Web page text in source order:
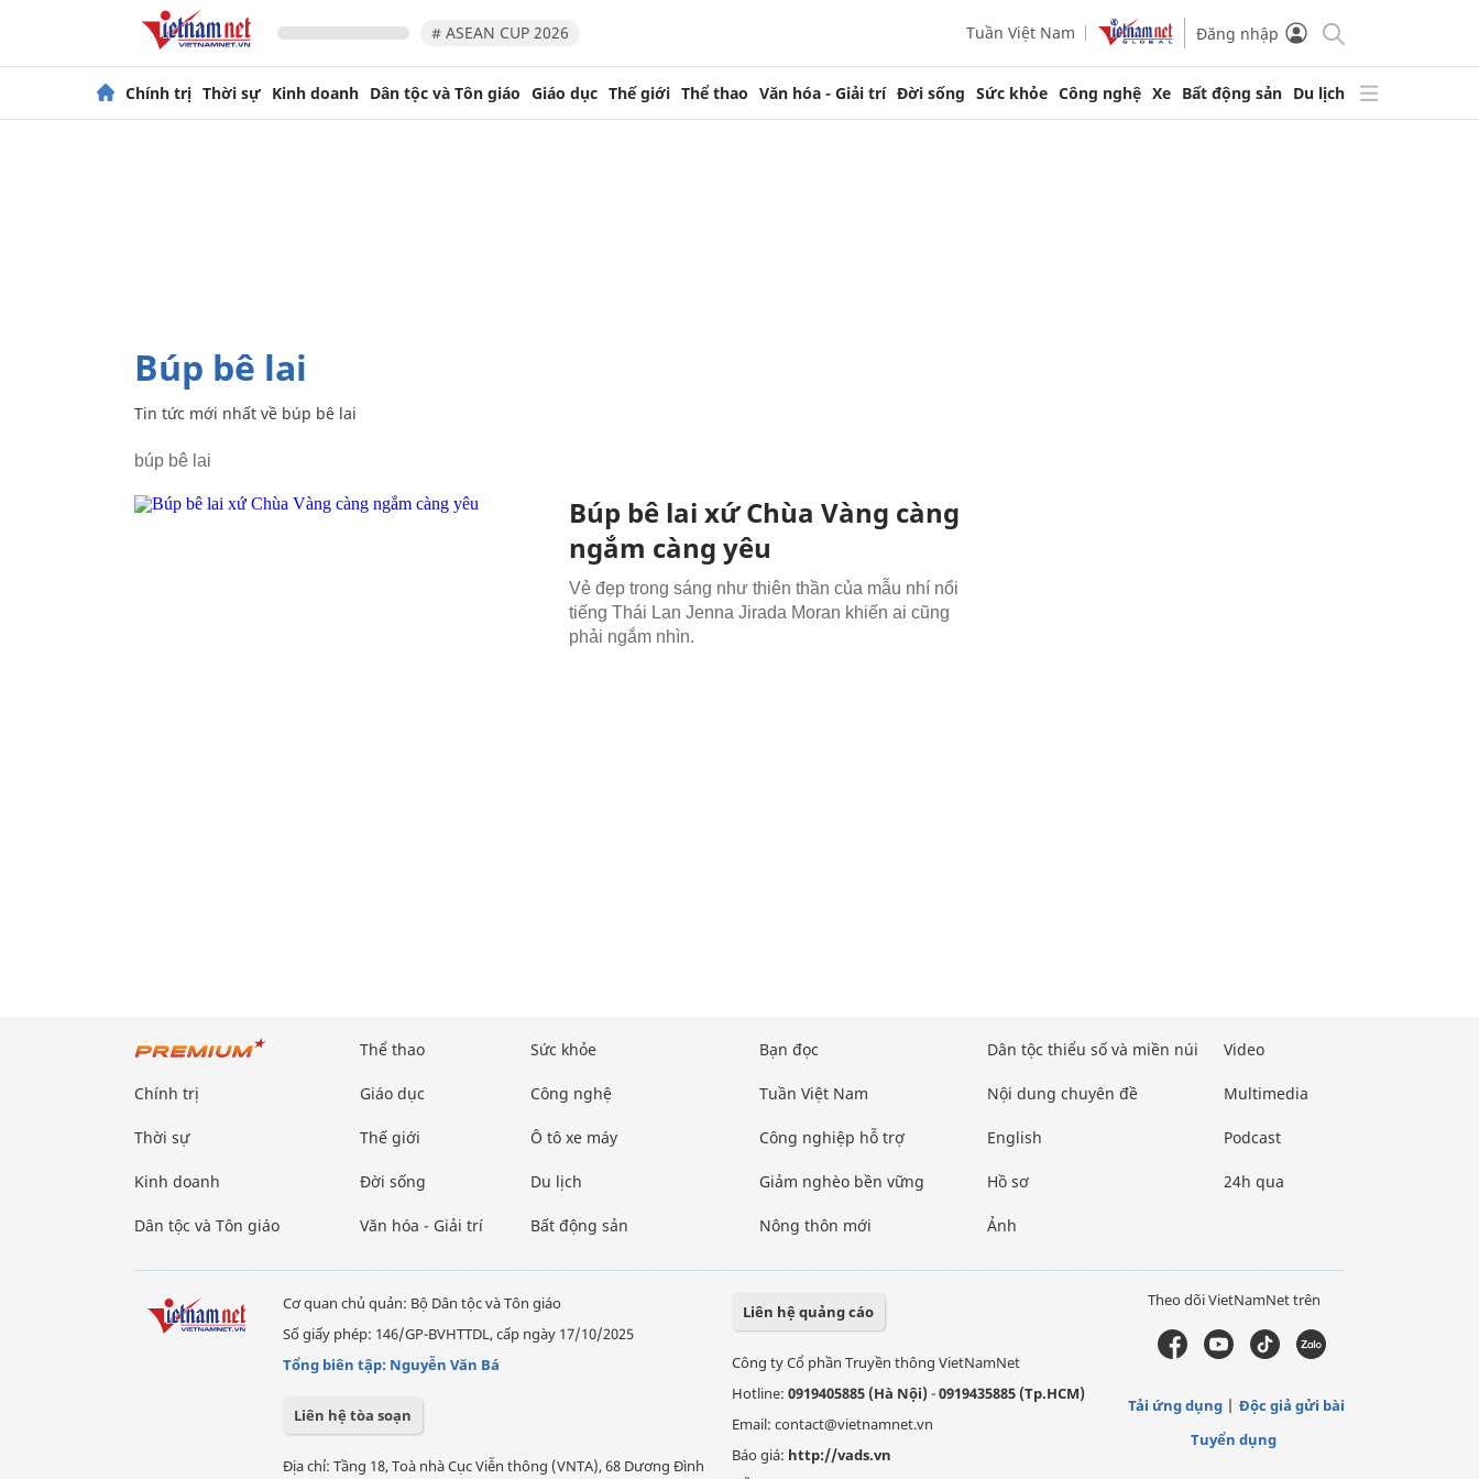
# ASEAN CUP 2026 Tuần Việt Nam Đăng nhập
Chính trị Thời sự Kinh doanh Dân tộc và Tôn giáo Giáo dục Thế giới Thể thao Văn hóa - Giải trí Đời sống Sức khỏe Công nghệ Xe Bất động sản Du lịch
búp bê lai
Tin tức mới nhất về búp bê lai
búp bê lai
Búp bê lai xứ Chùa Vàng càng
ngắm càng yêu
Vẻ đẹp trong sáng như thiên thần của mẫu nhí nổi
tiếng Thái Lan Jenna Jirada Moran khiến ai cũng
phải ngắm nhìn.
Chính trị
Thời sự
Kinh doanh
Dân tộc và Tôn giáo
Thể thao
Giáo dục
Thế giới
Đời sống
Văn hóa - Giải trí
Sức khỏe
Công nghệ
Ô tô xe máy
Du lịch
Bất động sản
Bạn đọc
Tuần Việt Nam
Công nghiệp hỗ trợ
Giảm nghèo bền vững
Nông thôn mới
Dân tộc thiểu số và miền núi
Nội dung chuyên đề
English
Hồ sơ
Ảnh
Video
Multimedia
Podcast
24h qua
Cơ quan chủ quản: Bộ Dân tộc và Tôn giáo
Số giấy phép: 146/GP-BVHTTDL, cấp ngày 17/10/2025
Tổng biên tập: Nguyễn Văn Bá
Liên hệ tòa soạn
Địa chỉ: Tầng 18, Toà nhà Cục Viễn thông (VNTA), 68 Dương Đình
Liên hệ quảng cáo
Công ty Cổ phần Truyền thông VietNamNet
Hotline: 0919405885 (Hà Nội)-0919435885 (Tp.HCM)
Email: contact@vietnamnet.vn
Báo giá: http://vads.vn
Theo dõi VietNamNet trên
Tải ứng dụng
Độc giả gửi bài
Tuyển dụng